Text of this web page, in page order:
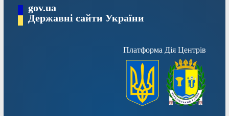
Перейтиgov.ua
Державні сайти України
Платформа Дія Центрів